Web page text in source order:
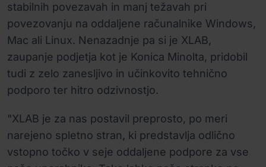
stabilnih povezavah in manj težavah pri
povezovanju na oddaljene računalnike Windows,
Mac ali Linux. Nenazadnje pa si je XLAB,
zaupanje podjetja kot je Konica Minolta, pridobil
tudi z zelo zanesljivo in učinkovito tehnično
podporo ter hitro odzivnostjo.
"XLAB je za nas postavil preprosto, po meri
narejeno spletno stran, ki predstavlja odlično
vstopno točko v seje oddaljene podpore za vse